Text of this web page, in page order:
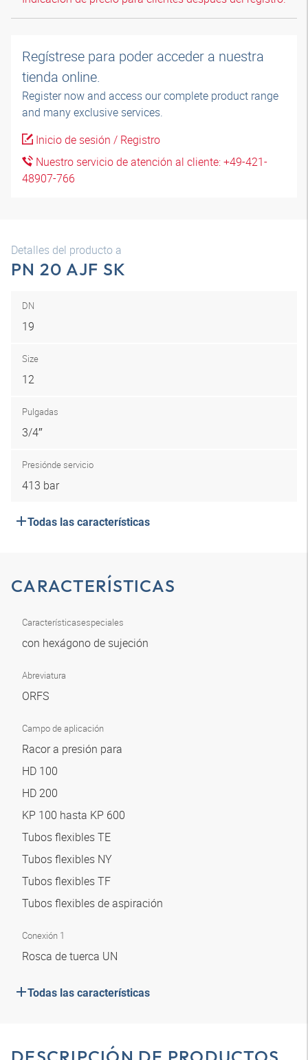
Regístrese para poder acceder a nuestra
tienda online.
Register now and access our complete product range
and many exclusive services.
Inicio de sesión / Registro
Nuestro servicio de atención al cliente: +49-421-
48907-766
Detalles del producto a
PN 20 AJF SK
DN
19
Size
12
Pulgadas
3/4″
Presiónde servicio
413 bar
Todas las características
CARACTERÍSTICAS
Característicasespeciales
con hexágono de sujeción
Abreviatura
ORFS
Campo de aplicación
Racor a presión para
HD 100
HD 200
KP 100 hasta KP 600
Tubos flexibles TE
Tubos flexibles NY
Tubos flexibles TF
Tubos flexibles de aspiración
Conexión 1
Rosca de tuerca UN
Todas las características